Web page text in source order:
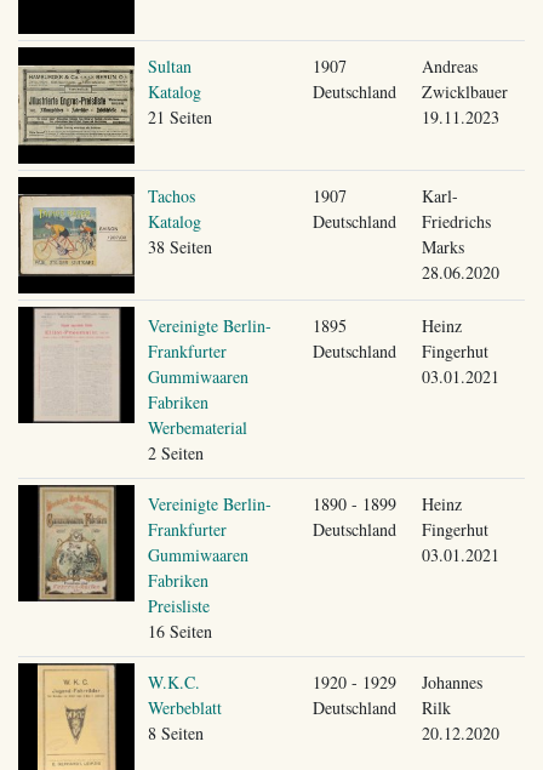
Sultan
Katalog
21 Seiten
1907
Deutschland
Andreas
Zwicklbauer
19.11.2023
Tachos
Katalog
38 Seiten
1907
Deutschland
Karl-
Friedrichs
Marks
28.06.2020
Vereinigte Berlin-
Frankfurter
Gummiwaaren
Fabriken
Werbematerial
2 Seiten
1895
Deutschland
Heinz
Fingerhut
03.01.2021
Vereinigte Berlin-
Frankfurter
Gummiwaaren
Fabriken
Preisliste
16 Seiten
1890 - 1899
Deutschland
Heinz
Fingerhut
03.01.2021
W.K.C.
Werbeblatt
8 Seiten
1920 - 1929
Deutschland
Johannes
Rilk
20.12.2020